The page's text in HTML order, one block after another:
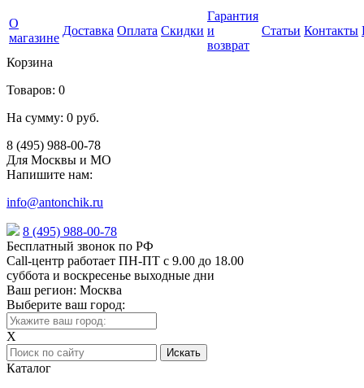
О
магазине
Доставка Оплата Скидки
Гарантия
и
возврат
Статьи Контакты
Корзина
Товаров: 0
На сумму: 0 руб.
8 (495) 988-00-78
Для Москвы и МО
Напишите нам:
info@antonchik.ru
8 (495) 988-00-78
Бесплатный звонок по РФ
Call-центр работает ПН-ПТ с 9.00 до 18.00
суббота и воскресенье выходные дни
Ваш регион: Москва
Выберите ваш город:
X
Каталог